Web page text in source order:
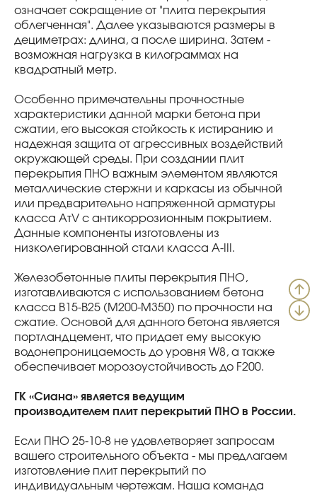
означает сокращение от "плита перекрытия
облегченная". Далее указываются размеры в
дециметрах: длина, а после ширина. Затем -
возможная нагрузка в килограммах на
квадратный метр.
Особенно примечательны прочностные
характеристики данной марки бетона при
сжатии, его высокая стойкость к истиранию и
надежная защита от агрессивных воздействий
окружающей среды. При создании плит
перекрытия ПНО важным элементом являются
металлические стержни и каркасы из обычной
или предварительно напряженной арматуры
класса АтV с антикоррозионным покрытием.
Данные компоненты изготовлены из
низколегированной стали класса А-III.
Железобетонные плиты перекрытия ПНО,
изготавливаются с использованием бетона
класса В15-B25 (М200-М350) по прочности на
сжатие. Основой для данного бетона является
портландцемент, что придает ему высокую
водонепроницаемость до уровня W8, а также
обеспечивает морозоустойчивость до F200.
ГК «Сиана» является ведущим
производителем плит перекрытий ПНО в России.
Если ПНО 25-10-8 не удовлетворяет запросам
вашего строительного объекта - мы предлагаем
изготовление плит перекрытий по
индивидуальным чертежам. Наша команда